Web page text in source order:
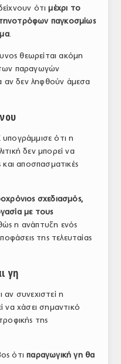
ότιμέχρι το
παγκοσμίως
.
θεωρείται ακόμη
παραγωγών
αν δεν ληφθούν άμεσα
ότι η
δεν μπορεί να
και αποσπασματικές
σχεδιασμός,
με τους
η ανάπτυξη ενός
της τελευταίας
γη
συνεχιστεί η
να χάσει σημαντικό
της
ότιπαραγωγική γη θα